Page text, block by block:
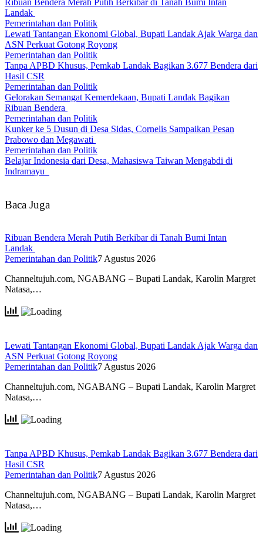
Landak
Pemerintahan dan Politik
Lewati Tantangan Ekonomi Global, Bupati Landak Ajak Warga dan
ASN Perkuat Gotong Royong
Pemerintahan dan Politik
Tanpa APBD Khusus, Pemkab Landak Bagikan 3.677 Bendera dari
Hasil CSR
Pemerintahan dan Politik
Gelorakan Semangat Kemerdekaan, Bupati Landak Bagikan
Ribuan Bendera
Pemerintahan dan Politik
Kunker ke 5 Dusun di Desa Sidas, Cornelis Sampaikan Pesan
Prabowo dan Megawati
Pemerintahan dan Politik
Belajar Indonesia dari Desa, Mahasiswa Taiwan Mengabdi di
Indramayu
Baca Juga
Ribuan Bendera Merah Putih Berkibar di Tanah Bumi Intan
Landak
Pemerintahan dan Politik7 Agustus 2026
Channeltujuh.com, NGABANG – Bupati Landak, Karolin Margret
Natasa,…
Lewati Tantangan Ekonomi Global, Bupati Landak Ajak Warga dan
ASN Perkuat Gotong Royong
Pemerintahan dan Politik7 Agustus 2026
Channeltujuh.com, NGABANG – Bupati Landak, Karolin Margret
Natasa,…
Tanpa APBD Khusus, Pemkab Landak Bagikan 3.677 Bendera dari
Hasil CSR
Pemerintahan dan Politik7 Agustus 2026
Channeltujuh.com, NGABANG – Bupati Landak, Karolin Margret
Natasa,…